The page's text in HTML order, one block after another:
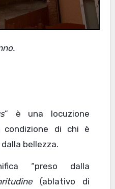
” è una locuzione
di chi è
bellezza.
“preso dalla
(ablativo di